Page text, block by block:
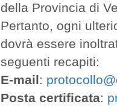
della Provincia di
Pertanto, ogni
dovrà essere
seguenti recapiti:
E-mail:
Posta certificata: